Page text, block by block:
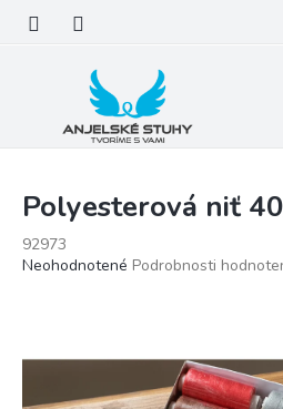
obsah
Polyesterová niť
92973
Priemerné
Neohodnotené Podrobnosti